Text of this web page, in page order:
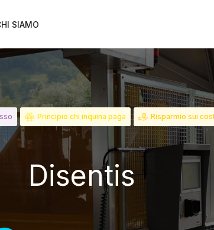
SIAMO
Principio chi inquina paga Risparmio sui
Disentis